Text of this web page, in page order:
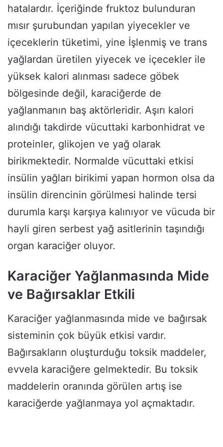
hatalardır. İçeriğinde fruktoz bulunduran
mısır şurubundan yapılan yiyecekler ve
içeceklerin tüketimi, yine İşlenmiş ve trans
yağlardan üretilen yiyecek ve içecekler ile
yüksek kalori alınması sadece göbek
bölgesinde değil, karaciğerde de
yağlanmanın baş aktörleridir. Aşırı kalori
alındığı takdirde vücuttaki karbonhidrat ve
proteinler, glikojen ve yağ olarak
birikmektedir. Normalde vücuttaki etkisi
insülin yağları birikimi yapan hormon olsa da
insülin direncinin görülmesi halinde tersi
durumla karşı karşıya kalınıyor ve vücuda bir
hayli giren serbest yağ asitlerinin taşındığı
organ karaciğer oluyor.
Karaciğer Yağlanmasında Mide
ve Bağırsaklar Etkili
Karaciğer yağlanmasında mide ve bağırsak
sisteminin çok büyük etkisi vardır.
Bağırsakların oluşturduğu toksik maddeler,
evvela karaciğere gelmektedir. Bu toksik
maddelerin oranında görülen artış ise
karaciğerde yağlanmaya yol açmaktadır.